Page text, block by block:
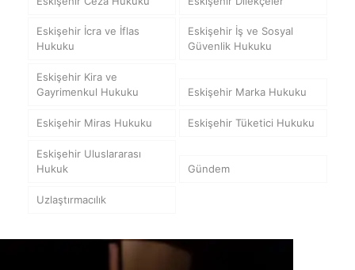
Eskişehir İcra ve İflas
Hukuku
Eskişehir İş ve Sosyal
Güvenlik Hukuku
Eskişehir Kira ve
Gayrimenkul Hukuku
Eskişehir Marka Hukuku
Eskişehir Miras Hukuku Eskişehir Tüketici Hukuku
Eskişehir Uluslararası
Hukuk
Gündem
Uzlaştırmacılık